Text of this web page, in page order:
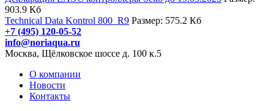
903.9 Кб
Technical Data Kontrol 800_R9 Размер: 575.2 Кб
+7 (495) 120-05-52
info@noriaqua.ru
Москва, Щёлковское шоссе д. 100 к.5
О компании
Новости
Контакты